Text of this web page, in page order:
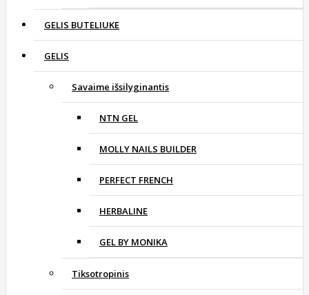
GELIS BUTELIUKE
GELIS
Savaime išsilyginantis
NTN GEL
MOLLY NAILS BUILDER
PERFECT FRENCH
HERBALINE
GEL BY MONIKA
Tiksotropinis